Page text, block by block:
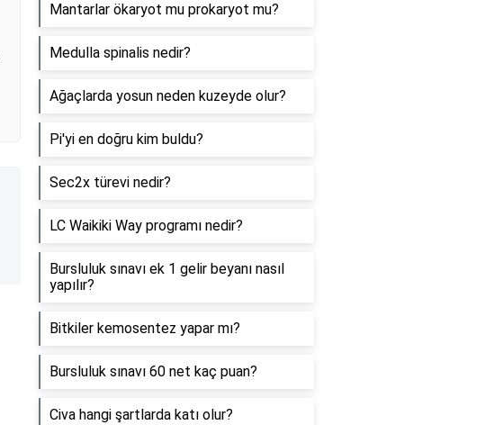
Mantarlar ökaryot mu prokaryot mu?
Medulla spinalis nedir?
Ağaçlarda yosun neden kuzeyde olur?
Pi'yi en doğru kim buldu?
Sec2x türevi nedir?
LC Waikiki Way programı nedir?
Bursluluk sınavı ek 1 gelir beyanı nasıl
yapılır?
Bitkiler kemosentez yapar mı?
Bursluluk sınavı 60 net kaç puan?
Civa hangi şartlarda katı olur?